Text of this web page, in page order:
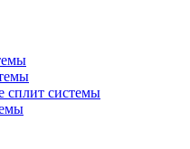
сплит системы